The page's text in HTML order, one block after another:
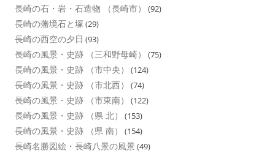
長崎の石・岩・石造物 （長崎市） (92)
長崎の藩境石と塚 (29)
長崎の西空の夕日 (93)
長崎の風景・史跡 （三和野母崎） (75)
長崎の風景・史跡 （市中央） (124)
長崎の風景・史跡 （市北西） (74)
長崎の風景・史跡 （市東南） (122)
長崎の風景・史跡 （県 北） (153)
長崎の風景・史跡 （県 南） (154)
長崎名勝図絵・長崎八景の風景 (49)